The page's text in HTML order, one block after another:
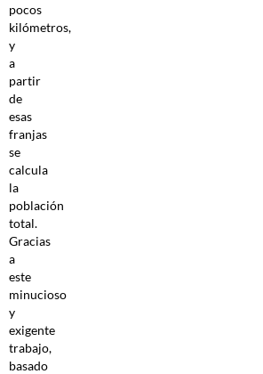
pocos
kilómetros,
y
a
partir
de
esas
franjas
se
calcula
la
población
total.
Gracias
a
este
minucioso
y
exigente
trabajo,
basado